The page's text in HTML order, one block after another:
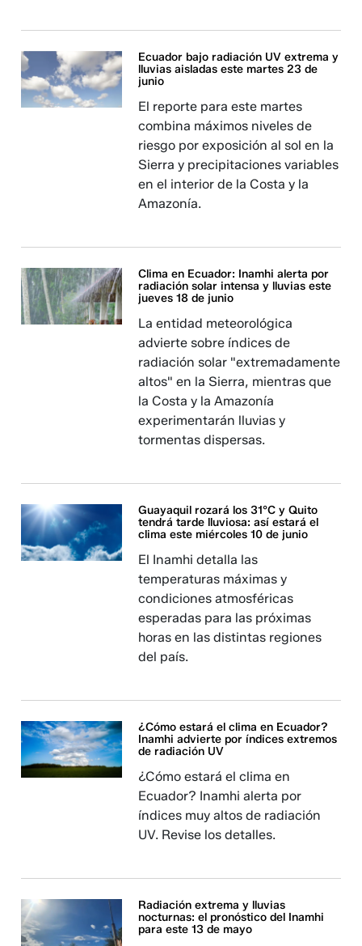
Ecuador bajo radiación UV extrema y
lluvias aisladas este martes 23 de
junio
El reporte para este martes
combina máximos niveles de
riesgo por exposición al sol en la
Sierra y precipitaciones variables
en el interior de la Costa y la
Amazonía.
Clima en Ecuador: Inamhi alerta por
radiación solar intensa y lluvias este
jueves 18 de junio
La entidad meteorológica
advierte sobre índices de
radiación solar "extremadamente
altos" en la Sierra, mientras que
la Costa y la Amazonía
experimentarán lluvias y
tormentas dispersas.
Guayaquil rozará los 31°C y Quito
tendrá tarde lluviosa: así estará el
clima este miércoles 10 de junio
El Inamhi detalla las
temperaturas máximas y
condiciones atmosféricas
esperadas para las próximas
horas en las distintas regiones
del país.
¿Cómo estará el clima en Ecuador?
Inamhi advierte por índices extremos
de radiación UV
¿Cómo estará el clima en
Ecuador? Inamhi alerta por
índices muy altos de radiación
UV. Revise los detalles.
Radiación extrema y lluvias
nocturnas: el pronóstico del Inamhi
para este 13 de mayo